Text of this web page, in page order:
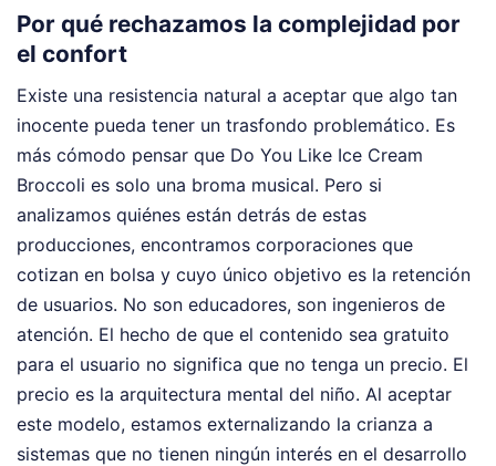
Por qué rechazamos la complejidad por
el confort
Existe una resistencia natural a aceptar que algo tan
inocente pueda tener un trasfondo problemático. Es
más cómodo pensar que Do You Like Ice Cream
Broccoli es solo una broma musical. Pero si
analizamos quiénes están detrás de estas
producciones, encontramos corporaciones que
cotizan en bolsa y cuyo único objetivo es la retención
de usuarios. No son educadores, son ingenieros de
atención. El hecho de que el contenido sea gratuito
para el usuario no significa que no tenga un precio. El
precio es la arquitectura mental del niño. Al aceptar
este modelo, estamos externalizando la crianza a
sistemas que no tienen ningún interés en el desarrollo